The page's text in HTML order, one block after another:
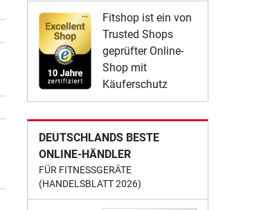
Fitshop ist ein von
Trusted Shops
geprüfter Online-
Shop mit
Käuferschutz
DEUTSCHLANDS BESTE
ONLINE-HÄNDLER
FÜR FITNESSGERÄTE
(HANDELSBLATT 2026)